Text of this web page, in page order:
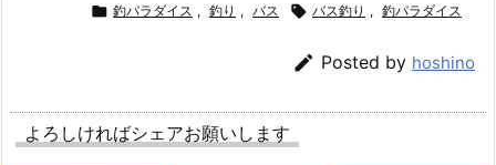
 釣パラダイス , 釣り , バス  バス釣り , 釣パラダイス
 Posted by hoshino
よろしければシェアお願いします